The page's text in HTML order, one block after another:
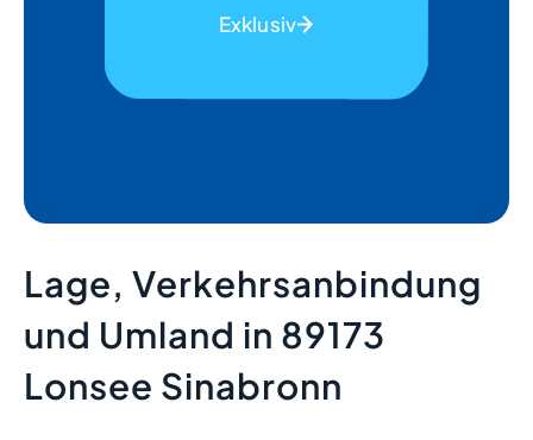
Exklusiv
Lage, Verkehrsanbindung
und Umland in 89173
Lonsee Sinabronn